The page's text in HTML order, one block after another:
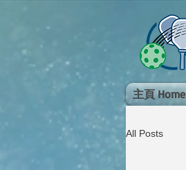
主頁 Home
All Posts